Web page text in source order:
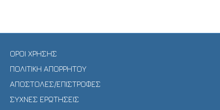
ΟΡΟΙ ΧΡΗΣΗΣ
ΠΟΛΙΤΙΚΗ ΑΠΟΡΡΗΤΟΥ
ΑΠΟΣΤΟΛΕΣ/ΕΠΙΣΤΡΟΦΕΣ
ΣΥΧΝΕΣ ΕΡΩΤΗΣΕΙΣ